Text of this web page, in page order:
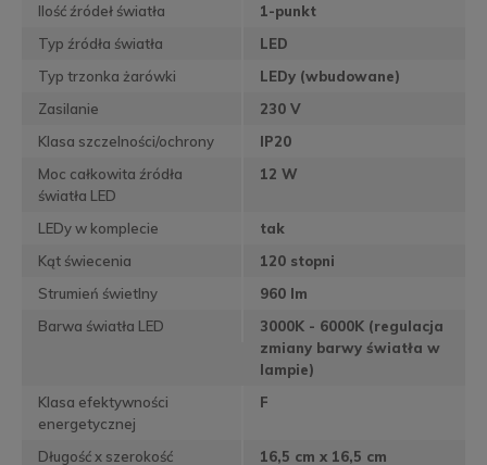
Ilość źródeł światła
1-punkt
Typ źródła światła
LED
Typ trzonka żarówki
LEDy (wbudowane)
Zasilanie
230 V
Klasa szczelności/ochrony
IP20
Moc całkowita źródła
światła LED
12 W
LEDy w komplecie
tak
Kąt świecenia
120 stopni
Strumień świetlny
960 lm
Barwa światła LED
3000K - 6000K (regulacja
zmiany barwy światła w
lampie)
Klasa efektywności
energetycznej
F
Długość x szerokość
16,5 cm x 16,5 cm